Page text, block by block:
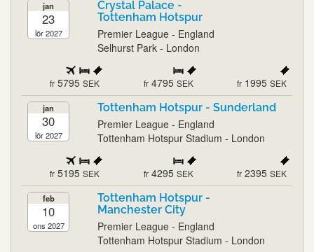
jan
23
lör 2027
Crystal Palace -
Tottenham Hotspur
Premier League - England
Selhurst Park - London
fr 5795 SEK fr 4795 SEK fr 1995 SEK
jan
30
lör 2027
Tottenham Hotspur - Sunderland
Premier League - England
Tottenham Hotspur Stadium - London
fr 5195 SEK fr 4295 SEK fr 2395 SEK
feb
10
ons 2027
Tottenham Hotspur -
Manchester City
Premier League - England
Tottenham Hotspur Stadium - London